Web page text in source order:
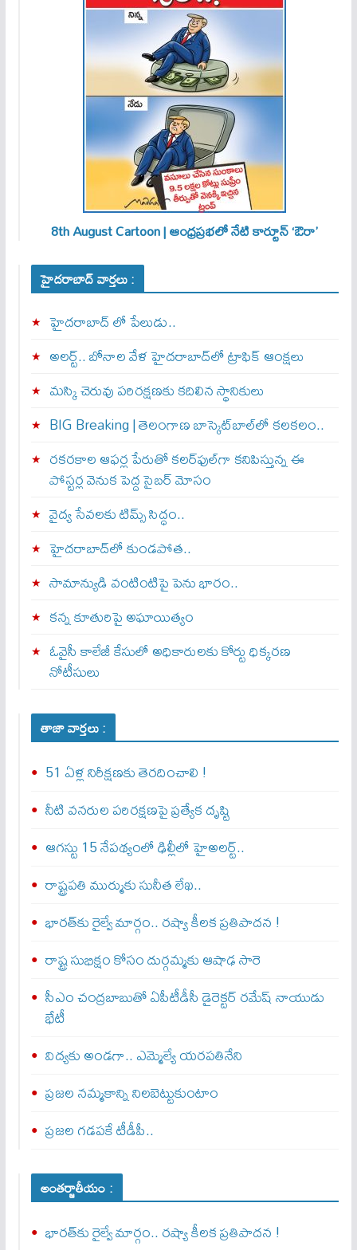
8th August Cartoon | ఆంధ్రప్రభలో నేటి కార్టూన్ ‘ఔరా’
హైదరాబాద్ వార్తలు :
హైదరాబాద్ లో పేలుడు..
అలర్ట్‌.. బోనాల వేళ హైదరాబాద్‌లో ట్రాఫిక్‌ ఆంక్షలు
మస్కి చెరువు పరిరక్షణకు కదిలిన స్థానికులు
BIG Breaking | తెలంగాణ బాస్కెట్‌బాల్‌లో కలకలం..
రకరకాల ఆఫర్ల పేరుతో కలర్‌ఫుల్‌గా కనిపిస్తున్న ఈ
పోస్టర్ల వెనుక పెద్ద సైబర్ మోసం
వైద్య సేవలకు టిమ్స్‌ సిద్ధం..
హైదరాబాద్‌లో కుండపోత..
సామాన్యుడి వంటింటిపై పెను భారం..
కన్న కూతురిపై అఘాయిత్యం
ఓవైసీ కాలేజీ కేసులో అధికారులకు కోర్టు ధిక్కరణ
నోటీసులు
తాజా వార్తలు :
51 ఏళ్ల నిరీక్షణకు తెరదించాలి !
నీటి వనరుల పరిరక్షణపై ప్రత్యేక దృష్టి
ఆగస్టు 15 నేపథ్యంలో ఢిల్లీలో హైఅలర్ట్..
రాష్ట్రపతి ముర్ముకు సునీత లేఖ..
భారత్‌కు రైల్వే మార్గం.. రష్యా కీలక ప్రతిపాదన !
రాష్ట్ర సుభిక్షం కోసం దుర్గమ్మకు ఆషాఢ సారె
సీఎం చంద్రబాబుతో ఏపీటీడీసీ డైరెక్టర్‌ రమేష్‌ నాయుడు
భేటీ
విద్యకు అండగా.. ఎమ్మెల్యే యరపతినేని
ప్రజల నమ్మకాన్ని నిలబెట్టుకుంటాం
ప్రజల గడపకే టీడీపీ..
అంతర్జాతీయం :
భారత్‌కు రైల్వే మార్గం.. రష్యా కీలక ప్రతిపాదన !